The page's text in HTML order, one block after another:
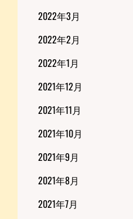
2022年3月
2022年2月
2022年1月
2021年12月
2021年11月
2021年10月
2021年9月
2021年8月
2021年7月